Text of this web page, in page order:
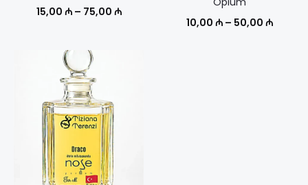
15,00 ₼ – 75,00 ₼Диапазон
10,00 ₼ – 50,00 ₼